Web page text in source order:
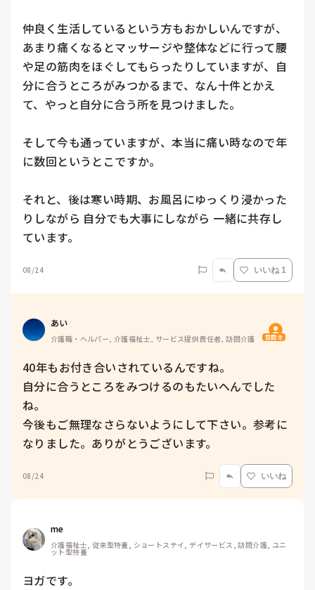
仲良く生活しているという方もおかしいんですが、
あまり痛くなるとマッサージや整体などに行って腰
や足の筋肉をほぐしてもらったりしていますが、自
分に合うところがみつかるまで、なん十件とかえ
て、やっと自分に合う所を見つけました。
そして今も通っていますが、本当に痛い時なので年
に数回というとこですか。
それと、後は寒い時期、お風呂にゆっくり浸かった
りしながら 自分でも大事にしながら 一緒に共存し
ています。
08/24 いいね 1
あい
介護職・ヘルパー, 介護福祉士, サービス提供責任者, 訪問介護 質問主
40年もお付き合いされているんですね。
自分に合うところをみつけるのもたいへんでした
ね。
今後もご無理なさらないようにして下さい。参考に
なりました。ありがとうございます。
08/24 いいね
me
介護福祉士, 従来型特養, ショートステイ, デイサービス, 訪問介護, ユニ
ット型特養
ヨガです。